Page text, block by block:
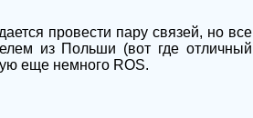
провести пару связей, но все
из Польши (вот где отличный
еще немного ROS.